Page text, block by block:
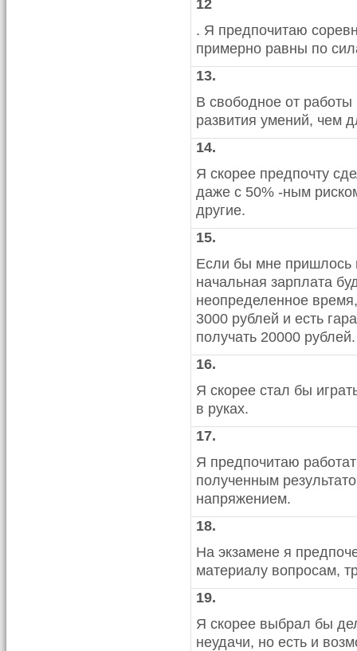
12
. Я предпочитаю
примерно равны по
13.
В свободное от
развития умений, чем
14.
Я скорее предпочту
даже с 50% -ным
другие.
15.
Если бы мне пришлось
начальная зарплата
неопределенное
3000 рублей и есть
получать 20000 рублей.
16.
Я скорее стал бы
в руках.
17.
Я предпочитаю
полученным
напряжением.
18.
На экзамене я
материалу вопросам,
19.
Я скорее выбрал бы
неудачи, но есть и